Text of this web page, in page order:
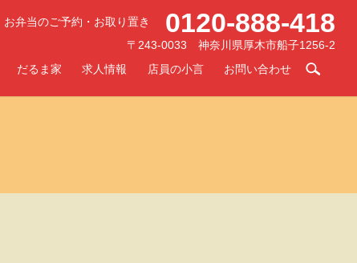
お弁当のご予約・お取り置き 0120-888-418
〒243-0033 神奈川県厚木市船子1256-2
だるま家 求人情報 店員の小言 お問い合わせ